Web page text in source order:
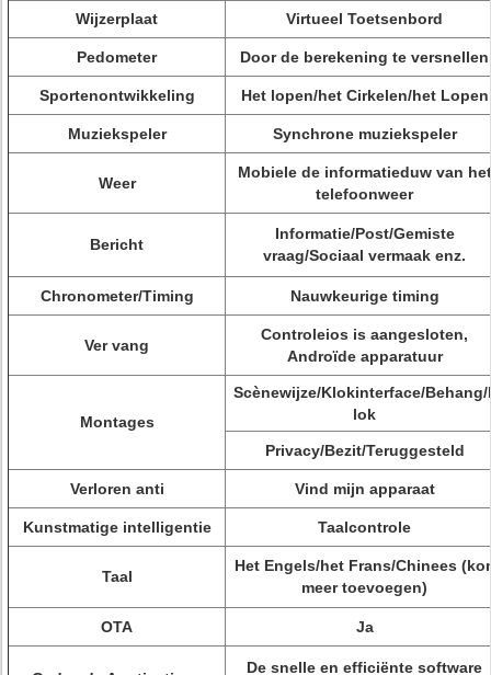
Wijzerplaat Virtueel Toetsenbord
Pedometer Door de berekening te versnellen
Sportenontwikkeling Het lopen/het Cirkelen/het Lopen
Muziekspeler Synchrone muziekspeler
Weer
Mobiele de informatieduw van het
telefoonweer
Bericht
Informatie/Post/Gemiste
vraag/Sociaal vermaak enz.
Chronometer/Timing Nauwkeurige timing
Ver vang
Controleios is aangesloten,
Androïde apparatuur
Montages
Scènewijze/Klokinterface/Behang/
lok
Privacy/Bezit/Teruggesteld
Verloren anti Vind mijn apparaat
Kunstmatige intelligentie Taalcontrole
Taal
Het Engels/het Frans/Chinees
meer toevoegen)
OTA Ja
De snelle en efficiënte software